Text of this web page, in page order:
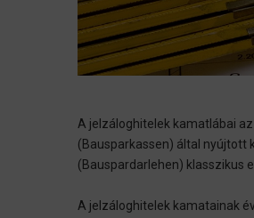
A jelzáloghitelek kamatlábai
(Bausparkassen) által nyújtott
(Bauspardarlehen) klasszikus
A jelzáloghitelek kamatainak